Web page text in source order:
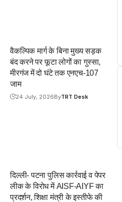
वैकल्पिक मार्ग के बिना मुख्य सड़क
बंद करने पर फूटा लोगों का गुस्सा,
मीरगंज में दो घंटे तक एनएच-107
जाम
24 July, 2026ByTRT Desk
दिल्ली- पटना पुलिस कार्रवाई व पेपर
लीक के विरोध में AISF-AIYF का
प्रदर्शन, शिक्षा मंत्री के इस्तीफे की